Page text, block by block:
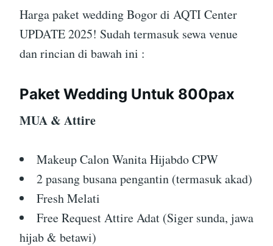
Harga paket wedding Bogor di AQTI Center
UPDATE 2025! Sudah termasuk sewa venue
dan rincian di bawah ini :
Paket Wedding Untuk 800pax
MUA & Attire
Makeup Calon Wanita Hijabdo CPW
2 pasang busana pengantin (termasuk akad)
Fresh Melati
Free Request Attire Adat (Siger sunda, jawa
hijab & betawi)